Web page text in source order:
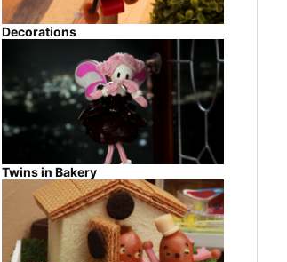
Decorations
Twins in Bakery